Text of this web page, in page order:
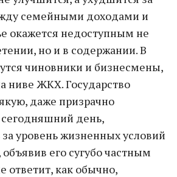
семейными доходами и
окажется недоступным не
но и в содержании. В
чиновники и бизнесмены,
ниве ЖКХ. Государство
даже призрачно
день,
за уровень жизненных условий
его сугубо частным
ответит, как обычно,